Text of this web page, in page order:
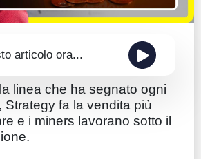
articolo ora...
linea che ha segnato ogni
Strategy fa la vendita più
e i miners lavorano sotto il